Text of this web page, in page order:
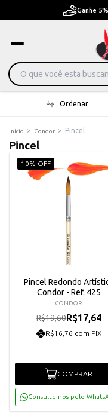
Ganhe
Ordenar
Início > Condor > Pincel
Pincel
10% OFF
Pincel Redondo
Condor - Ref. 425
CONDOR
R$19,60R$17,64
R$16,76 com PIX
COMPRAR
Consulte-nos pelo